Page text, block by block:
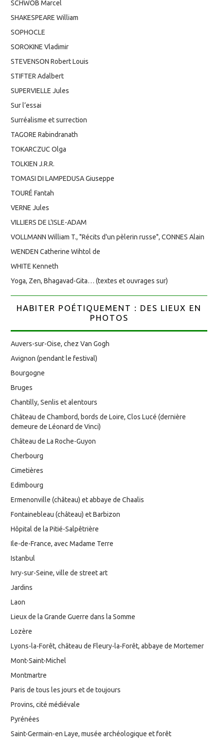
SCHWOB Marcel
SHAKESPEARE William
SOPHOCLE
SOROKINE Vladimir
STEVENSON Robert Louis
STIFTER Adalbert
SUPERVIELLE Jules
Sur l’essai
Surréalisme et surrection
TAGORE Rabindranath
TOKARCZUC Olga
TOLKIEN J.R.R.
TOMASI DI LAMPEDUSA Giuseppe
TOURÉ Fantah
VERNE Jules
VILLIERS DE L'ISLE-ADAM
VOLLMANN William T., "Récits d'un pèlerin russe", CONNES Alain
WENDEN Catherine Wihtol de
WHITE Kenneth
Yoga, Zen, Bhagavad-Gita… (textes et ouvrages sur)
HABITER POÉTIQUEMENT : DES LIEUX EN
PHOTOS
Auvers-sur-Oise, chez Van Gogh
Avignon (pendant le festival)
Bourgogne
Bruges
Chantilly, Senlis et alentours
Château de Chambord, bords de Loire, Clos Lucé (dernière
demeure de Léonard de Vinci)
Château de La Roche-Guyon
Cherbourg
Cimetières
Edimbourg
Ermenonville (château) et abbaye de Chaalis
Fontainebleau (château) et Barbizon
Hôpital de la Pitié-Salpêtrière
Ile-de-France, avec Madame Terre
Istanbul
Ivry-sur-Seine, ville de street art
Jardins
Laon
Lieux de la Grande Guerre dans la Somme
Lozère
Lyons-la-Forêt, château de Fleury-la-Forêt, abbaye de Mortemer
Mont-Saint-Michel
Montmartre
Paris de tous les jours et de toujours
Provins, cité médiévale
Pyrénées
Saint-Germain-en Laye, musée archéologique et forêt